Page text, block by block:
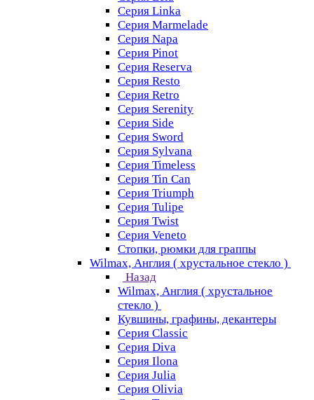
Серия Linka
Серия Marmelade
Серия Napa
Серия Pinot
Серия Reserva
Серия Resto
Серия Retro
Серия Serenity
Серия Side
Серия Sword
Серия Sуlvana
Серия Timeless
Серия Tin Can
Серия Triumph
Серия Tulipe
Серия Twist
Серия Veneto
Стопки, рюмки для граппы
Wilmax, Англия ( хрустальное стекло )
Назад
Wilmax, Англия ( хрустальное
стекло )
Кувшины, графины, декантеры
Серия Classic
Серия Diva
Серия Ilona
Серия Julia
Серия Olivia